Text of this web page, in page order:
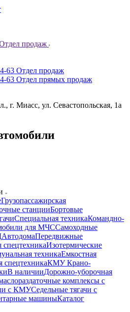
продаж
63 Отдел продаж
63 Отдел прямых продаж
г. Миасс, ул. Севастопольская, 1а
Грузопассажирская
станцииБортовые
Специальная техникаКомандно-
для МЧССамоходные
АвтодомаПередвижные
Изотермические
техникаЕмкостная
спецтехникаКМУ Крано-
В наличииДорожно-уборочная
комплексы с
с КМУСедельные тягачи с
машиныКаталог